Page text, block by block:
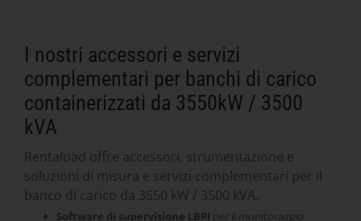
I nostri accessori e servizi
complementari per banchi di carico
containerizzati da 3550kW / 3500
kVA
Rentaload offre accessori, strumentazione e
soluzioni di misura e servizi complementari per il
banco di carico da 3550 kW / 3500 kVA.
Software di supervisione LBPI per il monitoraggio